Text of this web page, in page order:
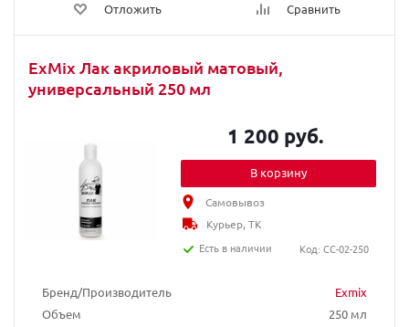
Отложить Сравнить
ExMix Лак акриловый матовый,
универсальный 250 мл
Бренд/Производитель
Exmix
Объем
250 мл
1 200 руб.
В корзину
Самовывоз
Курьер, ТК
Есть в наличии
Код: CC-02-250